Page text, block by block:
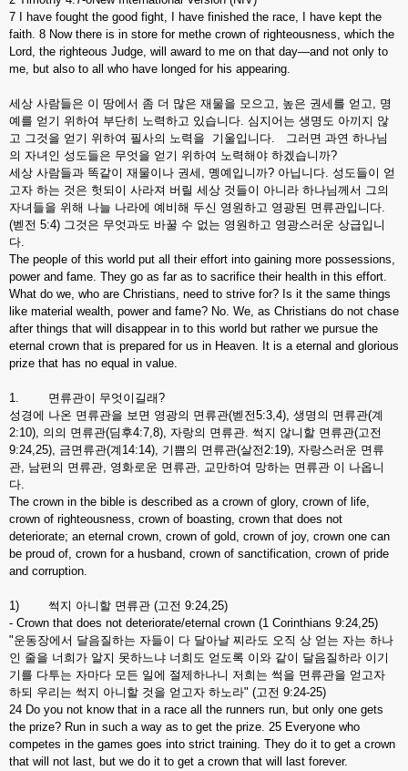
7 I have fought the good fight, I have finished the race, I have kept the
faith. 8 Now there is in store for methe crown of righteousness, which the
Lord, the righteous Judge, will award to me on that day—and not only to
me, but also to all who have longed for his appearing.
세상 사람들은 이 땅에서 좀 더 많은 재물을 모으고, 높은 권세를 얻고, 명
예를 얻기 위하여 부단히 노력하고 있습니다. 심지어는 생명도 아끼지 않
고 그것을 얻기 위하여 필사의 노력을 기울입니다. 그러면 과연 하나님
의 자녀인 성도들은 무엇을 얻기 위하여 노력해야 하겠습니까?
세상 사람들과 똑같이 재물이나 권세, 몡예입니까? 아닙니다. 성도들이 얻
고자 하는 것은 헛되이 사라져 버릴 세상 것들이 아니라 하나님께서 그의
자녀들을 위해 나늘 나라에 예비해 두신 영원하고 영광된 면류관입니다.
(벧전 5:4) 그것은 무엇과도 바꿀 수 없는 영원하고 영광스러운 상급입니
다.
The people of this world put all their effort into gaining more possessions,
power and fame. They go as far as to sacrifice their health in this effort.
What do we, who are Christians, need to strive for? Is it the same things
like material wealth, power and fame? No. We, as Christians do not chase
after things that will disappear in to this world but rather we pursue the
eternal crown that is prepared for us in Heaven. It is a eternal and glorious
prize that has no equal in value.
1. 면류관이 무엇이길래?
성경에 나온 면류관을 보면 영광의 면류관(벧전5:3,4), 생명의 면류관(계
2:10), 의의 면류관(딤후4:7,8), 자랑의 면류관. 썩지 않니할 면류관(고전
9:24,25), 금면류관(계14:14), 기쁨의 면류관(살전2:19), 자랑스러운 면류
관, 남편의 면류관, 영화로운 면류관, 교만하여 망하는 면류관 이 나옵니
다.
The crown in the bible is described as a crown of glory, crown of life,
crown of righteousness, crown of boasting, crown that does not
deteriorate; an eternal crown, crown of gold, crown of joy, crown one can
be proud of, crown for a husband, crown of sanctification, crown of pride
and corruption.
1) 썩지 아니할 면류관 (고전 9:24,25)
- Crown that does not deteriorate/eternal crown (1 Corinthians 9:24,25)
"운동장에서 달음질하는 자들이 다 달아날 찌라도 오직 상 얻는 자는 하나
인 줄을 너희가 알지 못하느냐 너희도 얻도록 이와 같이 달음질하라 이기
기를 다투는 자마다 모든 일에 절제하나니 저희는 썩을 면류관을 얻고자
하되 우리는 썩지 아니할 것을 얻고자 하노라" (고전 9:24-25)
24 Do you not know that in a race all the runners run, but only one gets
the prize? Run in such a way as to get the prize. 25 Everyone who
competes in the games goes into strict training. They do it to get a crown
that will not last, but we do it to get a crown that will last forever.